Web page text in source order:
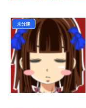
未分類